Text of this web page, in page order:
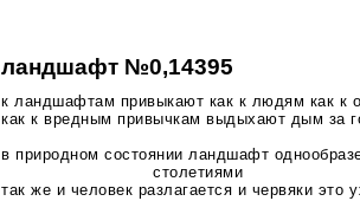
ландшафт №0,14395
к ландшафтам привыкают как к людям как к
как к вредным привычкам выдыхают дым за
в природном состоянии ландшафт
столетиями
так же и человек разлагается и червяки это